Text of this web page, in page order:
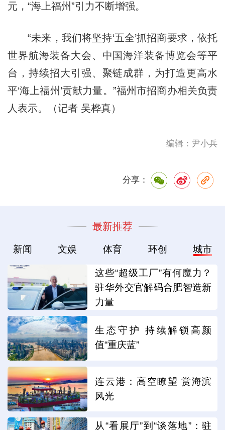
元，“海上福州”引力不断增强。
“未来，我们将坚持‘五全’抓招商要求，依托
世界航海装备大会、中国海洋装备博览会等平
台，持续招大引强、聚链成群，为打造更高水
平‘海上福州’贡献力量。”福州市招商办相关负责
人表示。（记者 吴桦真）
编辑：尹小兵
分享：
最新推荐
新闻 文娱 体育 环创 城市
这些“超级工厂”有何魔力？
驻华外交官解码合肥智造新
力量
生态守护 持续解锁高颜
值“重庆蓝”
连云港：高空瞭望 赏海滨
风光
从“看展厅”到“谈落地”：驻